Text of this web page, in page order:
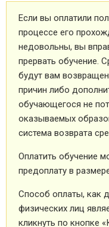
Если вы оплатили
процессе его
недовольны, вы
прервать обучение.
будут вам
причин либо
обучающегося не
оказываемых
система возврата
Оплатить обучение
предоплату в
Способ оплаты, как
физических лиц
кликнуть по кнопке